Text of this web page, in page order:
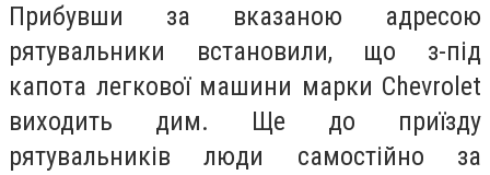
Прибувши за вказаною адресою
рятувальники встановили, що з-під
капота легкової машини марки Chevrolet
виходить дим. Ще до приїзду
рятувальників люди самостійно за